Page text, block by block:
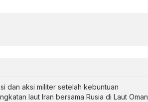
dan aksi militer setelah kebuntuan
laut Iran bersama Rusia di Laut Oman,